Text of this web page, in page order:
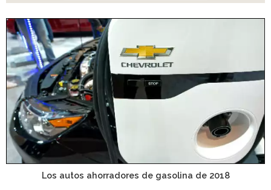
Los autos ahorradores de gasolina de 2018